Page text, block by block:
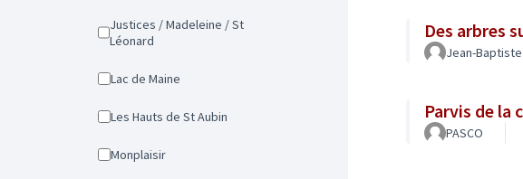
Justices / Madeleine / St
Léonard
Lac de Maine
Les Hauts de St Aubin
Monplaisir
Des arbres
Jean-Baptiste
Parvis de la
PASCO